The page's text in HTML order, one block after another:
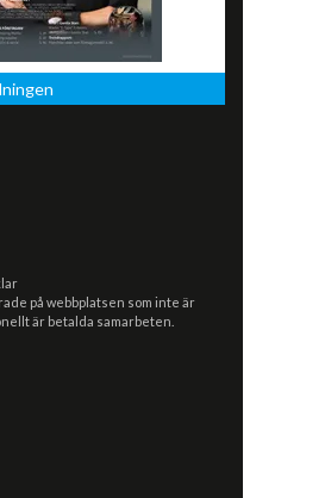
på webbplatsen som inte är
är betalda samarbeten.